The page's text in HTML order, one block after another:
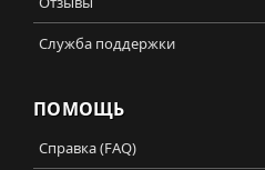
Служба поддержки
ПОМОЩЬ
Справка (FAQ)